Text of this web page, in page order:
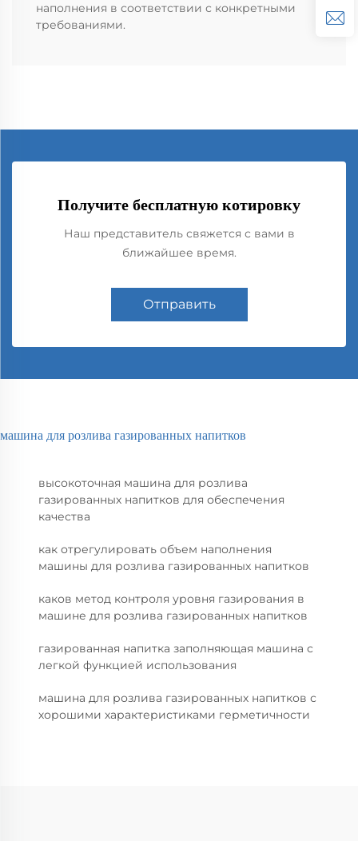
наполнения в соответствии с конкретными
требованиями.
Получите бесплатную котировку
Наш представитель свяжется с вами в
ближайшее время.
Отправить
машина для розлива газированных напитков
высокоточная машина для розлива
газированных напитков для обеспечения
качества
как отрегулировать объем наполнения
машины для розлива газированных напитков
каков метод контроля уровня газирования в
машине для розлива газированных напитков
газированная напитка заполняющая машина с
легкой функцией использования
машина для розлива газированных напитков с
хорошими характеристиками герметичности